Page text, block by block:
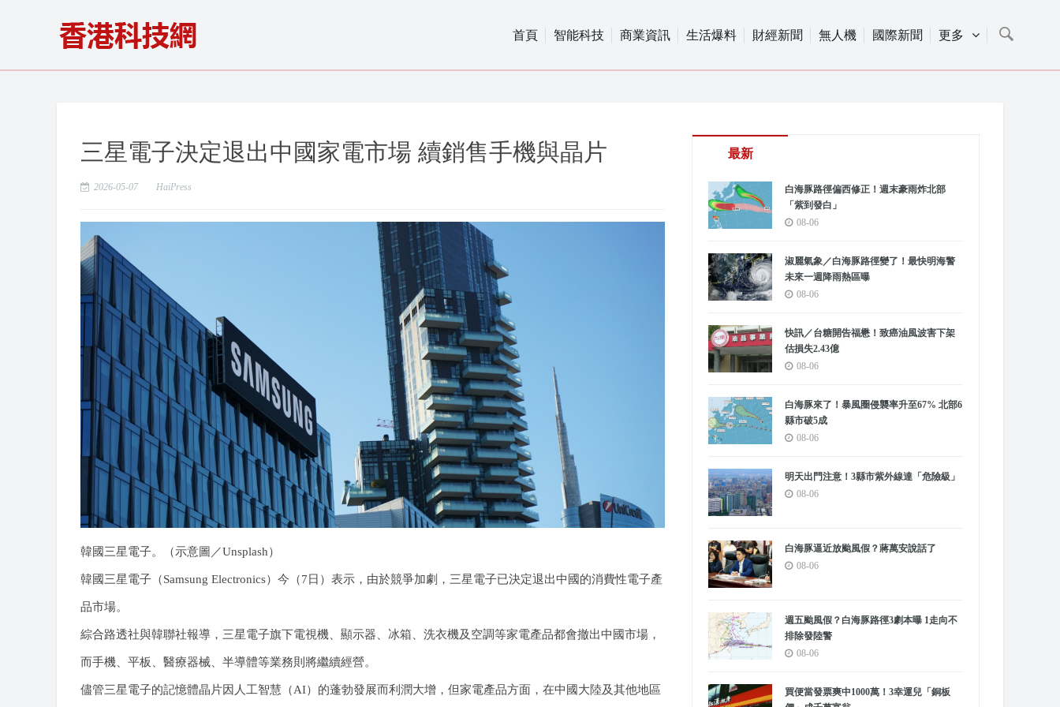
首頁 智能科技 商業資訊 生活爆料 財經新聞 無人機 國際新聞 更多
三星電子決定退出中國家電市場 續銷售手機與晶片
2026-05-07 HaiPress
韓國三星電子。（示意圖／Unsplash）
韓國三星電子（Samsung Electronics）今（7日）表示，由於競爭加劇，三星電子已決定退出中國的消費性電子產
品市場。
綜合路透社與韓聯社報導，三星電子旗下電視機、顯示器、冰箱、洗衣機及空調等家電產品都會撤出中國市場，
而手機、平板、醫療器械、半導體等業務則將繼續經營。
儘管三星電子的記憶體晶片因人工智慧（AI）的蓬勃發展而利潤大增，但家電產品方面，在中國大陸及其他地區
最新
白海豚路徑偏西修正！週末豪雨炸北部
「紫到發白」
08-06
淑麗氣象／白海豚路徑變了！最快明海警
未來一週降雨熱區曝
08-06
快訊／台糖開告福懋！致癌油風波害下架
估損失2.43億
08-06
白海豚來了！暴風圈侵襲率升至67% 北部6
縣市破5成
08-06
明天出門注意！3縣市紫外線達「危險級」
08-06
白海豚逼近放颱風假？蔣萬安說話了
08-06
週五颱風假？白海豚路徑3劇本曝 1走向不
排除發陸警
08-06
買便當發票爽中1000萬！3幸運兒「銅板